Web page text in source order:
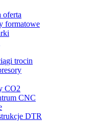
oferta
formatowe
trocin
CO2
CNC
DTR